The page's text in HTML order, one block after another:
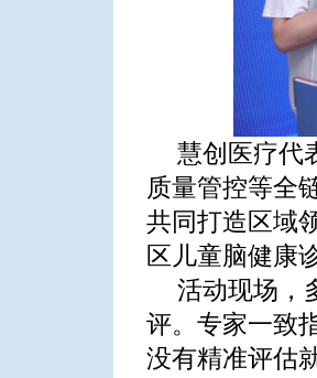
慧创医疗代
质量管控等全
共同打造区域
区儿童脑健康
活动现场，
评。专家一致
没有精准评估